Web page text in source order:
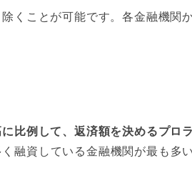
くことが可能です。各金融機関
比例して、返済額を決めるプロ
融資している金融機関が最も多